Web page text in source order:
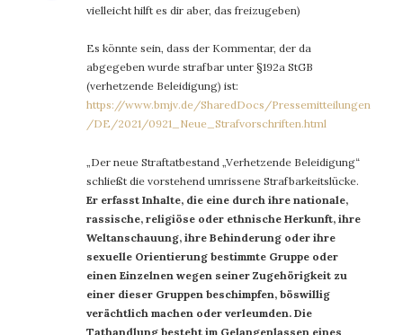
vielleicht hilft es dir aber, das freizugeben)
Es könnte sein, dass der Kommentar, der da
abgegeben wurde strafbar unter §192a StGB
(verhetzende Beleidigung) ist:
https://www.bmjv.de/SharedDocs/Pressemitteilungen
/DE/2021/0921_Neue_Strafvorschriften.html
„Der neue Straftatbestand „Verhetzende Beleidigung“
schließt die vorstehend umrissene Strafbarkeitslücke.
Er erfasst Inhalte, die eine durch ihre nationale,
rassische, religiöse oder ethnische Herkunft, ihre
Weltanschauung, ihre Behinderung oder ihre
sexuelle Orientierung bestimmte Gruppe oder
einen Einzelnen wegen seiner Zugehörigkeit zu
einer dieser Gruppen beschimpfen, böswillig
verächtlich machen oder verleumden. Die
Tathandlung besteht im Gelangenlassen eines